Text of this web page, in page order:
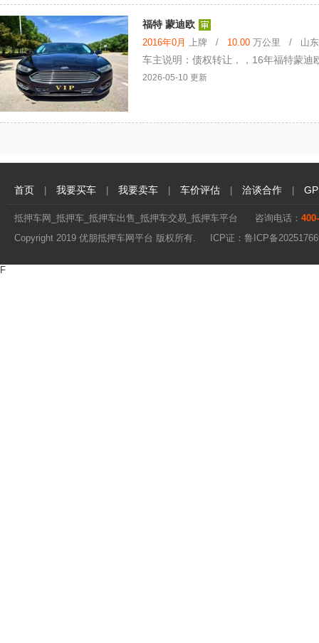
福特 蒙迪欧
2016年0月 上牌 / 10.00 万公里 / 山东
车主说明：债权转让，，16年福特蒙迪
2026-05-10 更新
首页 我要买车 我要卖车 车价评估 洽谈合作
抵押车网_抵押车_抵押车出售_抵押车交易_抵押车平台 咨询电话：
Copyright 2019 优朋抵押车网平台 版权所有. ICP证： 鲁ICP备
F